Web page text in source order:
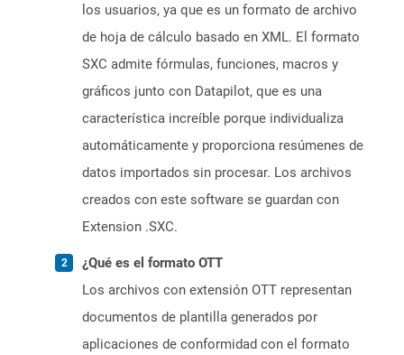
los usuarios, ya que es un formato de archivo
de hoja de cálculo basado en XML. El formato
SXC admite fórmulas, funciones, macros y
gráficos junto con Datapilot, que es una
característica increíble porque individualiza
automáticamente y proporciona resúmenes de
datos importados sin procesar. Los archivos
creados con este software se guardan con
Extension .SXC.
¿Qué es el formato OTT
Los archivos con extensión OTT representan
documentos de plantilla generados por
aplicaciones de conformidad con el formato